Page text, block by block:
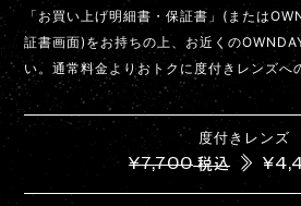
「お買い上げ明細書・保証書」(または
証書画面)をお持ちの上、お近くの
い。通常料金よりおトクに度付きレンズへ
度付きレンズ
¥7,700税込